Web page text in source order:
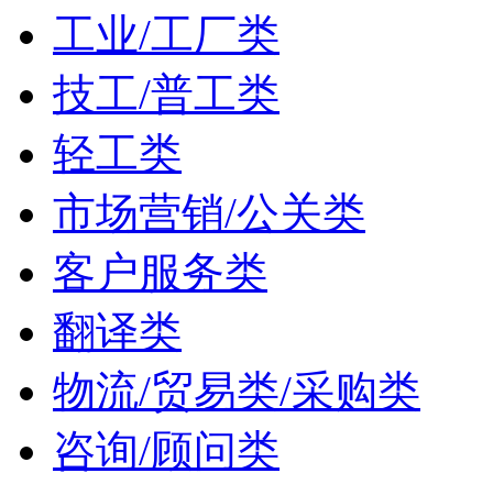
工业/工厂类
技工/普工类
轻工类
市场营销/公关类
客户服务类
翻译类
物流/贸易类/采购类
咨询/顾问类